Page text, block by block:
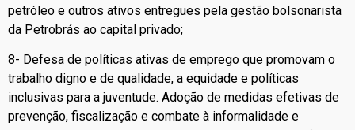
petróleo e outros ativos entregues pela gestão bolsonarista
da Petrobrás ao capital privado;
8- Defesa de políticas ativas de emprego que promovam o
trabalho digno e de qualidade, a equidade e políticas
inclusivas para a juventude. Adoção de medidas efetivas de
prevenção, fiscalização e combate à informalidade e